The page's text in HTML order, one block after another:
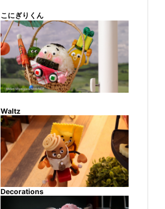
こにぎりくん
Waltz
Decorations